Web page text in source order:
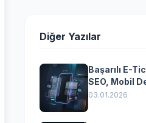
Diğer Yazılar
Başarılı E-
SEO, Mobil
Yazılımın
03.01.2026